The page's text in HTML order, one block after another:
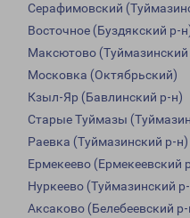
Серафимовский
Восточное (Буздякский р-
Максютово (Туймазинский
Московка (Октябрьский)
Кзыл-Яр (Бавлинский р-н)
Старые Туймазы
Раевка (Туймазинский р-н)
Ермекеево (Ермекеевский
Нуркеево (Туймазинский
Аксаково (Белебеевский